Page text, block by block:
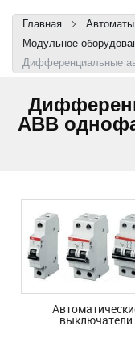
Главная
Модульное
Дифференциальные
ABB
выключатели